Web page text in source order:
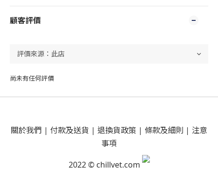
顧客評價
尚未有任何評價
關於我們 | 付款及送貨 | 退換貨政策 | 條款及細則 | 注意
事項
2022 © chillvet.com